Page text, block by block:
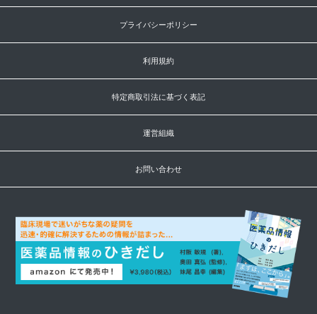
プライバシーポリシー
利用規約
特定商取引法に基づく表記
運営組織
お問い合わせ